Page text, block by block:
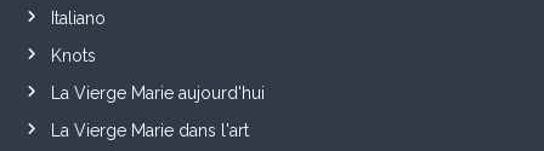
Italiano
Knots
La Vierge Marie aujourd'hui
La Vierge Marie dans l'art